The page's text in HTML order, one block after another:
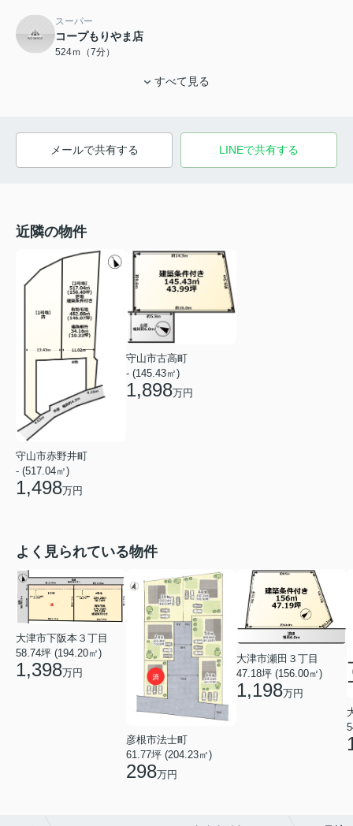
スーパー
コープもりやま店
524ｍ（7分）
すべて見る
メールで共有する LINEで共有する
近隣の物件
守山市赤野井町
- (517.04㎡)
1,498万円
守山市古高町
- (145.43㎡)
1,898万円
よく見られている物件
大津市下阪本３丁目
58.74坪 (194.20㎡)
1,398万円
彦根市法士町
61.77坪 (204.23㎡)
298万円
大津市瀬田３丁目
47.18坪 (156.00㎡)
1,198万円